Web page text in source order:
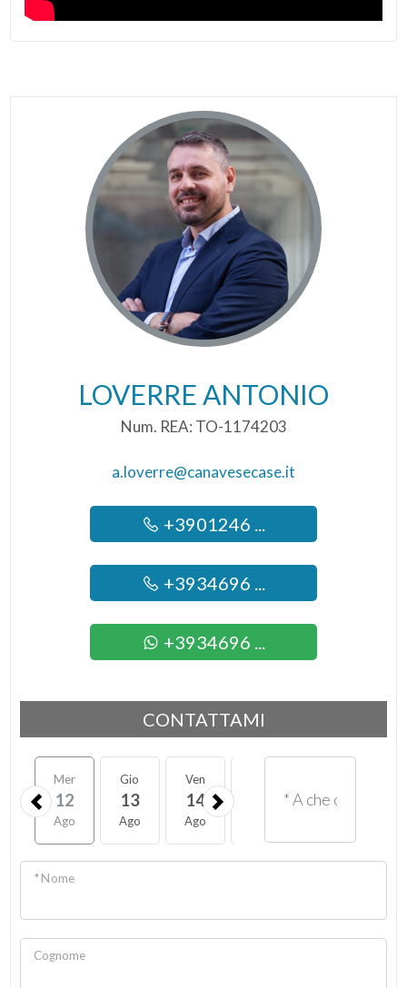
LOVERRE ANTONIO
Num. REA: TO-1174203
a.loverre@canavesecase.it
+3901246 ...
+3934696 ...
+3934696 ...
CONTATTAMI
Mer
12
Ago
Gio
13
Ago
Ven
14
Ago
17
* Nome
Cognome